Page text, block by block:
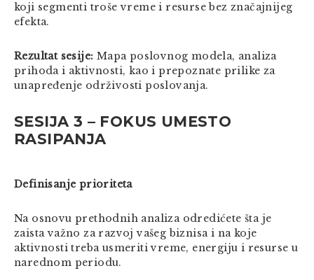
koji segmenti troše vreme i resurse bez značajnijeg
efekta.
Rezultat sesije: Mapa poslovnog modela, analiza
prihoda i aktivnosti, kao i prepoznate prilike za
unapređenje održivosti poslovanja.
SESIJA 3 – FOKUS UMESTO
RASIPANJA
Definisanje prioriteta
Na osnovu prethodnih analiza odredićete šta je
zaista važno za razvoj vašeg biznisa i na koje
aktivnosti treba usmeriti vreme, energiju i resurse u
narednom periodu.